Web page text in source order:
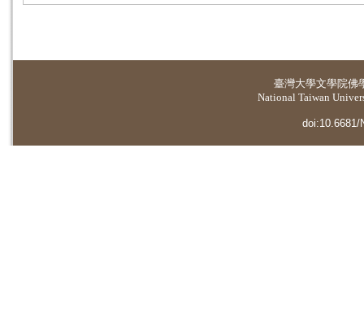
臺灣大學文學院佛
National Taiwan
doi:10.6681/